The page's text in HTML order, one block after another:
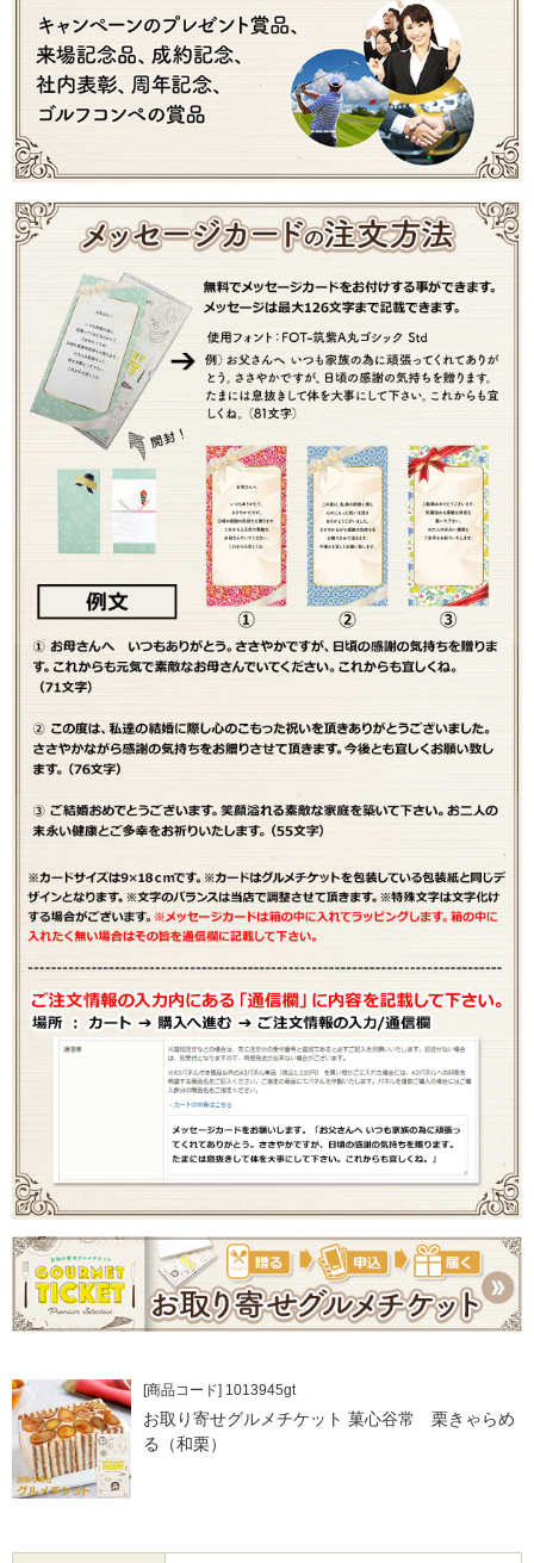
[商品コード] 1013945gt
お取り寄せグルメチケット 菓心谷常 栗きゃらめ
る（和栗）